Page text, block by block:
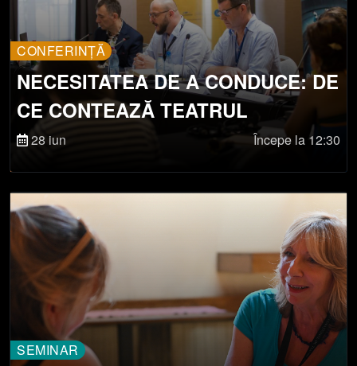
CONFERINȚĂ
NECESITATEA DE A CONDUCE: DE
CE CONTEAZĂ TEATRUL
28 iun Începe la 12:30
SEMINAR